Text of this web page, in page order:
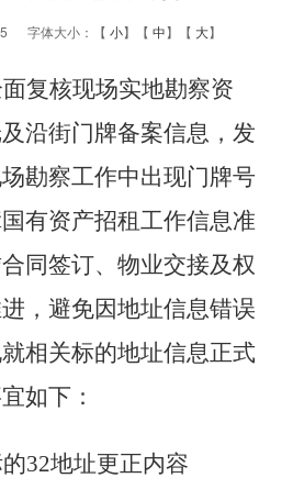
字体大小：【 小】【 中】【 大】
复核现场实地勘察资
沿街门牌备案信息，发
勘察工作中出现门牌号
有资产招租工作信息准
同签订、物业交接及权
，避免因地址信息错误
相关标的地址信息正式
如下：
32地址更正内容